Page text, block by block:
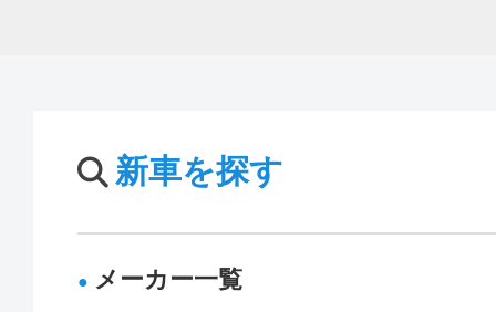
新車を探す
メーカー一覧